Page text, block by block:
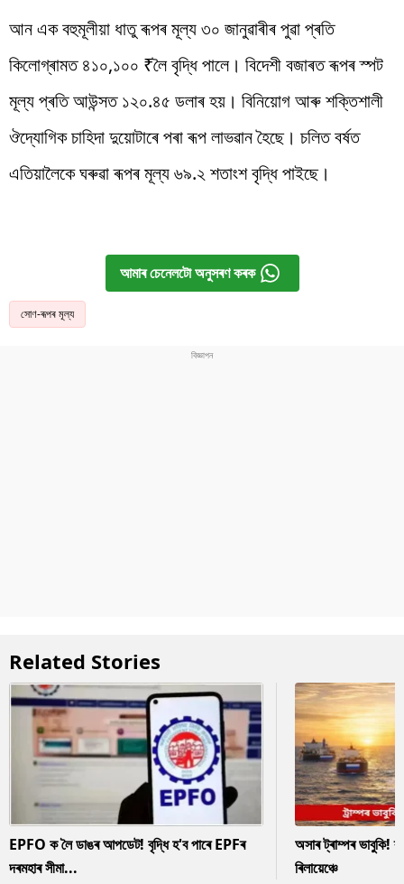
আন এক বহুমূলীয়া ধাতু ৰূপৰ মূল্য ৩০ জানুৱাৰীৰ পুৱা প্ৰতি
কিলোগ্ৰামত ৪১০,১০০ ₹লৈ বৃদ্ধি পালে। বিদেশী বজাৰত ৰূপৰ স্পট
মূল্য প্ৰতি আউন্সত ১২০.৪৫ ডলাৰ হয়। বিনিয়োগ আৰু শক্তিশালী
ঔদ্যোগিক চাহিদা দুয়োটাৰে পৰা ৰূপ লাভৱান হৈছে। চলিত বৰ্ষত
এতিয়ালৈকে ঘৰুৱা ৰূপৰ মূল্য ৬৯.২ শতাংশ বৃদ্ধি পাইছে।
আমাৰ চেনেলটো অনুসৰণ কৰক
সোণ-ৰূপৰ মূল্য
Related Stories
EPFO ক লৈ ডাঙৰ আপডেট! বৃদ্ধি হ'ব পাৰে EPFৰ
দৰমহাৰ সীমা...
অসাৰ ট্ৰাম্পৰ ভাবুকি!
ৰিলায়েঞ্চে